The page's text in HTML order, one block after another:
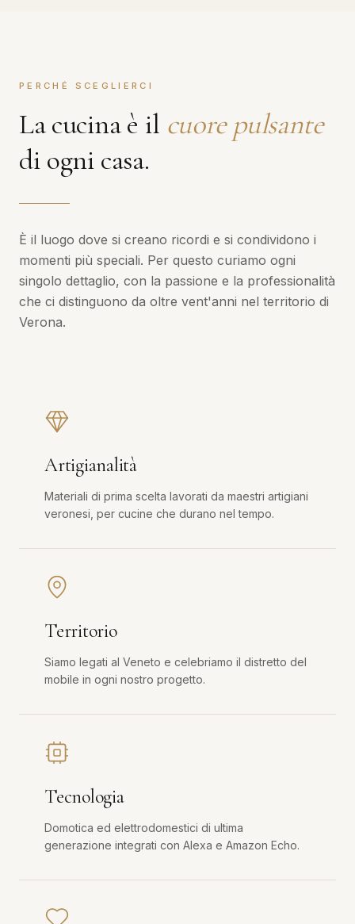
PERCHÉ SCEGLIERCI
La cucina è il cuore pulsante
di ogni casa.
È il luogo dove si creano ricordi e si condividono i
momenti più speciali. Per questo curiamo ogni
singolo dettaglio, con la passione e la professionalità
che ci distinguono da oltre vent'anni nel territorio di
Verona.
Artigianalità
Materiali di prima scelta lavorati da maestri artigiani
veronesi, per cucine che durano nel tempo.
Territorio
Siamo legati al Veneto e celebriamo il distretto del
mobile in ogni nostro progetto.
Tecnologia
Domotica ed elettrodomestici di ultima
generazione integrati con Alexa e Amazon Echo.